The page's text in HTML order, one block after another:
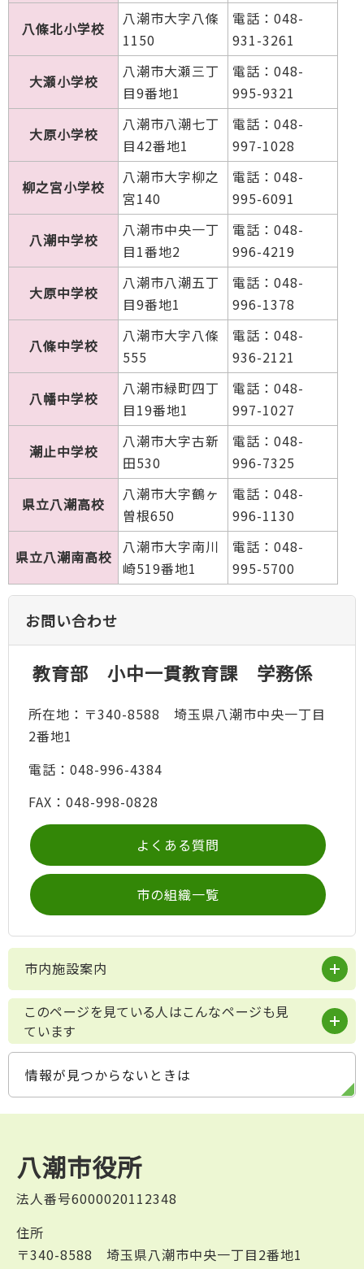
八條北小学校
八潮市大字八條
1150
電話：048-
931-3261
大瀬小学校
八潮市大瀬三丁
目9番地1
電話：048-
995-9321
大原小学校
八潮市八潮七丁
目42番地1
電話：048-
997-1028
柳之宮小学校
八潮市大字柳之
宮140
電話：048-
995-6091
八潮中学校
八潮市中央一丁
目1番地2
電話：048-
996-4219
大原中学校
八潮市八潮五丁
目9番地1
電話：048-
996-1378
八條中学校
八潮市大字八條
555
電話：048-
936-2121
八幡中学校
八潮市緑町四丁
目19番地1
電話：048-
997-1027
潮止中学校
八潮市大字古新
田530
電話：048-
996-7325
県立八潮高校
八潮市大字鶴ヶ
曽根650
電話：048-
996-1130
県立八潮南高校
八潮市大字南川
崎519番地1
電話：048-
995-5700
お問い合わせ
教育部 小中一貫教育課 学務係
所在地：〒340-8588 埼玉県八潮市中央一丁目
2番地1
電話：048-996-4384
FAX：048-998-0828
よくある質問
市の組織一覧
市内施設案内
このページを見ている人はこんなページも見
ています
情報が見つからないときは
八潮市役所
法人番号6000020112348
住所
〒340-8588 埼玉県八潮市中央一丁目2番地1